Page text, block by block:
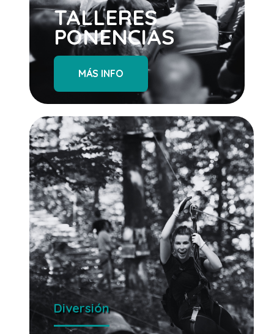
TALLERES
PONENCIAS
MÁS INFO
Diversión